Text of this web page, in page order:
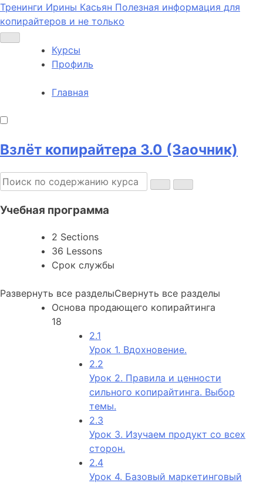
Тренинги Ирины Касьян Полезная информация для
копирайтеров и не только
Курсы
Профиль
Главная
Взлёт копирайтера 3.0 (Заочник)
Учебная программа
2 Sections
36 Lessons
Срок службы
Развернуть все разделыСвернуть все разделы
Основа продающего копирайтинга
18
2.1
Урок 1. Вдохновение.
2.2
Урок 2. Правила и ценности
сильного копирайтинга. Выбор
темы.
2.3
Урок 3. Изучаем продукт со всех
сторон.
2.4
Урок 4. Базовый маркетинговый